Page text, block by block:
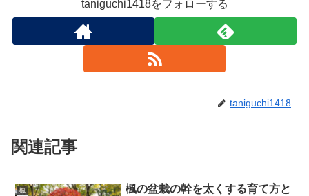
taniguchi1418をフォローする
taniguchi1418
関連記事
楓
楓の盆栽の幹を太くする育て方と